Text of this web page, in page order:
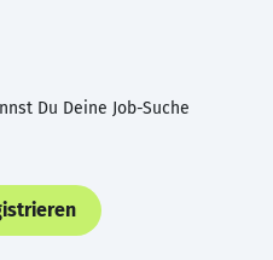
Du Deine Job-Suche